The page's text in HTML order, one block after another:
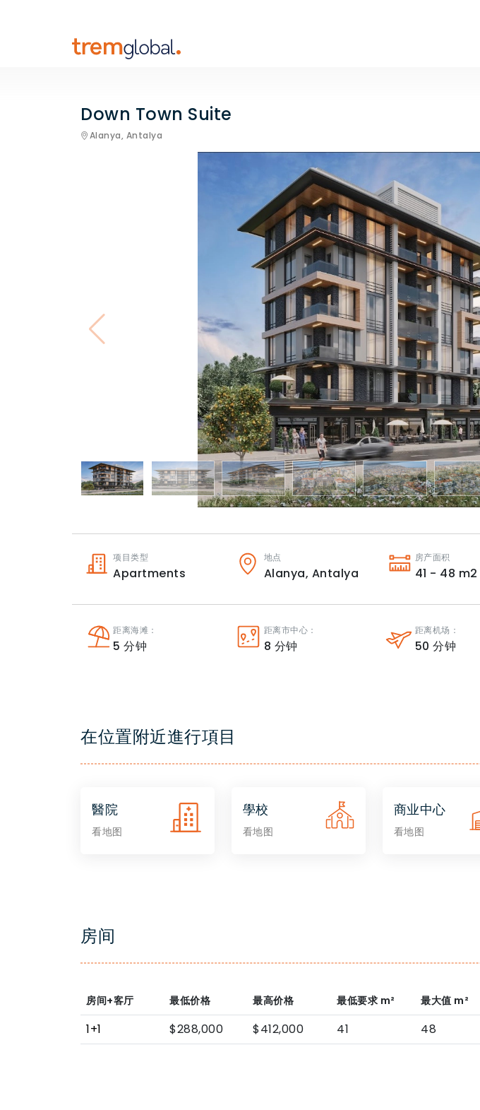
Down Town Suite
Alanya, Antalya
项目类型
Apartments
地点
Alanya, Antalya
房产面积
41 - 48 m2
距离海滩：
5 分钟
距离市中心：
8 分钟
距离机场：
50 分钟
在位置附近進行項目
醫院
看地图
學校
看地图
商业中心
看地图
房间
房间+客厅 最低价格 最高价格 最低要求 m² 最大值m²
1+1 $288,000 $412,000 41 48